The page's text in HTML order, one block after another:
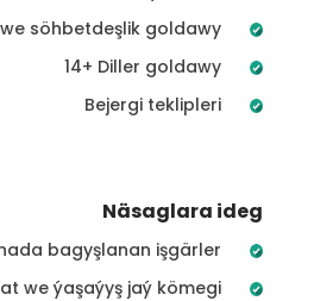
söhbetdeşlik goldawy
14+ Diller goldawy
Bejergi teklipleri
Näsaglara ideg
bagyşlanan işgärler
we ýaşaýyş jaý kömegi